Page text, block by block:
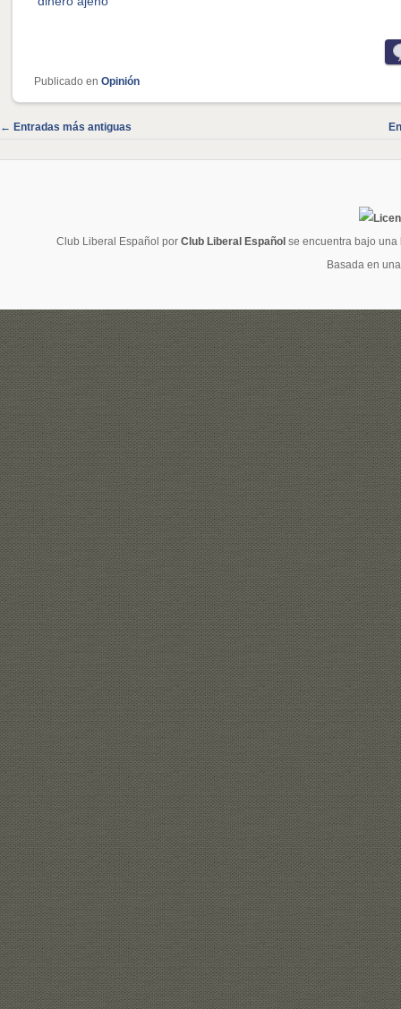
Publicado en Opinión
Navegación
entradas
← Entradas más antiguas
Club Liberal Español por Club Liberal Español se encuentra bajo una
Basada en